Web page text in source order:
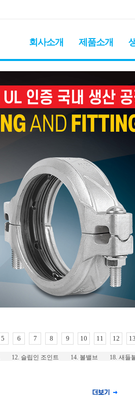
회사소개 제품소개
5 6 7 8 9 10 11 12 13
12. 슬립인 조인트 14. 볼밸브 18. 새들